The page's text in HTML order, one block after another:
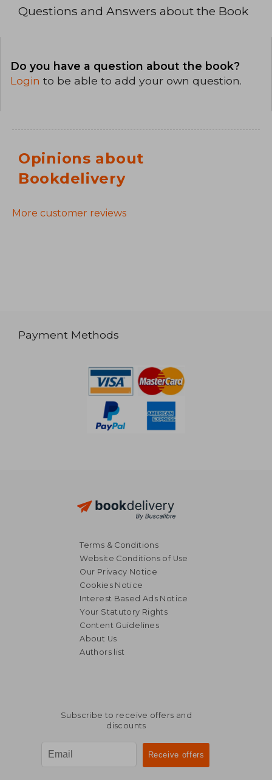
Questions and Answers about the Book
Do you have a question about the book?
Login to be able to add your own question.
Opinions about
Bookdelivery
More customer reviews
Payment Methods
Terms & Conditions
Website Conditions of Use
Our Privacy Notice
Cookies Notice
Interest Based Ads Notice
Your Statutory Rights
Content Guidelines
About Us
Authors list
Subscribe to receive offers and
discounts